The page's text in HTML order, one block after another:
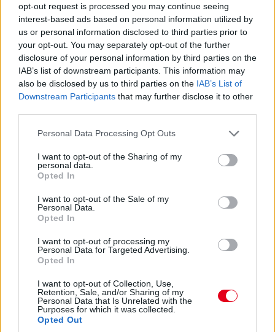
opt-out request is processed you may continue seeing
interest-based ads based on personal information utilized by
us or personal information disclosed to third parties prior to
your opt-out. You may separately opt-out of the further
disclosure of your personal information by third parties on the
IAB’s list of downstream participants. This information may
also be disclosed by us to third parties on the IAB’s List of
Downstream Participants that may further disclose it to other
Please note that this website/app uses one or more Google
not limited to your visit or usage behaviour. You may click to
grant or deny consent to Google and its third-party tags to
use your data for below specified purposes in below Google
consent section.
Personal Data Processing Opt Outs
I want to opt-out of the Sharing of my
personal data.
Opted In
I want to opt-out of the Sale of my
Personal Data.
Opted In
I want to opt-out of processing my
Personal Data for Targeted Advertising.
Opted In
I want to opt-out of Collection, Use,
Retention, Sale, and/or Sharing of my
Personal Data that Is Unrelated with the
Purposes for which it was collected.
Opted Out
13:55
Hát nagyjából semennyi! Úgy hat másodperc. Két
kört kell még megtennie Keatingnek a kerékcsere előtt,
Bergmeister addig utol is érheti – és amúgy mintha megint
nem lett volna teljesen tiszta az indulás...
13:54
Keating bejött letölteni a büntetést, megállt és
elindult, nézzük, mennyi előnye marad...
Éles csata a 7-8. helyen: az egy szem élő Corvette-tel
Közben már csak 37,5 másodperc Bergmeister lemaradása...
ÉS ITT AZ ÚJABB DRÁMA! Keating stop&go
büntetést kap, mert kipörgette a kerekét a bokszban! A
csapatvezető bakija a Le Mans-i kategóriagyőzelembe